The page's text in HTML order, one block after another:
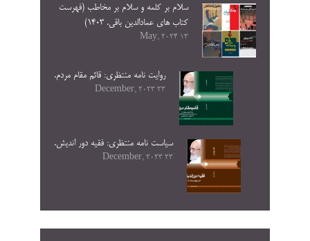
سلام بر کلمه و سلام بر مخاطب (فهرست
کتاب های عمادالدین باقی. ۱۴۰۳)
13 May, 2024
روایت نامه منتظری: قائم مقام مردم.
23 December, 2023
سیاست نامه منتظری: فقیه دور اندیش.
23 December, 2023